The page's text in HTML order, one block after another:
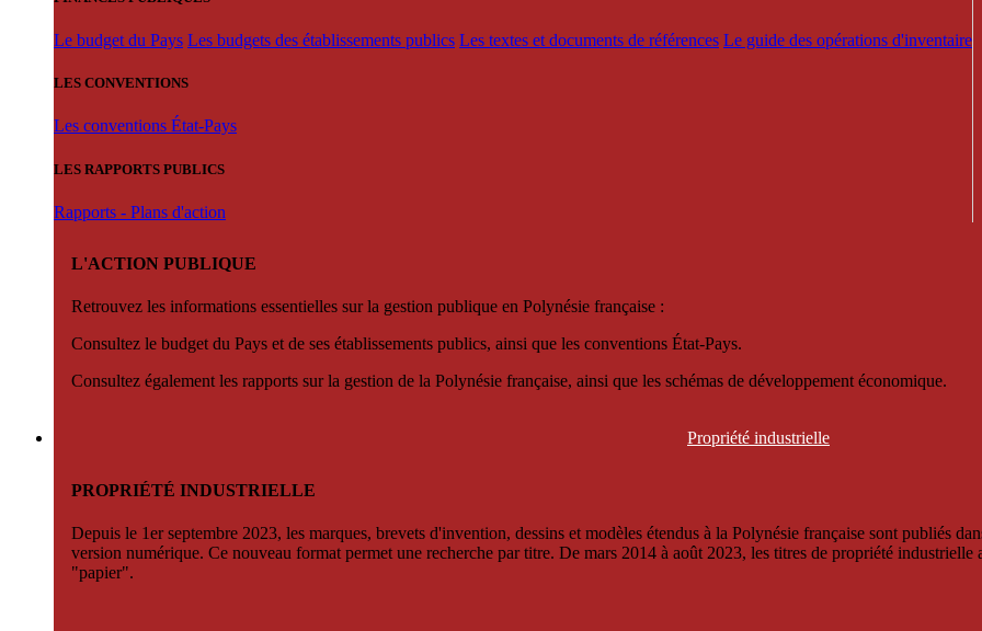
Le budget du Pays Les budgets des établissements publics Les textes et documents de références Le guide des opérations d'inventaire
LES CONVENTIONS
Les conventions État-Pays
LES RAPPORTS PUBLICS
Rapports - Plans d'action
L'ACTION PUBLIQUE
Retrouvez les informations essentielles sur la gestion publique en Polynésie française :
Consultez le budget du Pays et de ses établissements publics, ainsi que les conventions État-Pays.
Consultez également les rapports sur la gestion de la Polynésie française, ainsi que les schémas de développement économique.
Propriété industrielle
PROPRIÉTÉ INDUSTRIELLE
Depuis le 1er septembre 2023, les marques, brevets d'invention, dessins et modèles étendus à la Polynésie française sont publiés
version numérique. Ce nouveau format permet une recherche par titre. De mars 2014 à août 2023, les titres de propriété
"papier".